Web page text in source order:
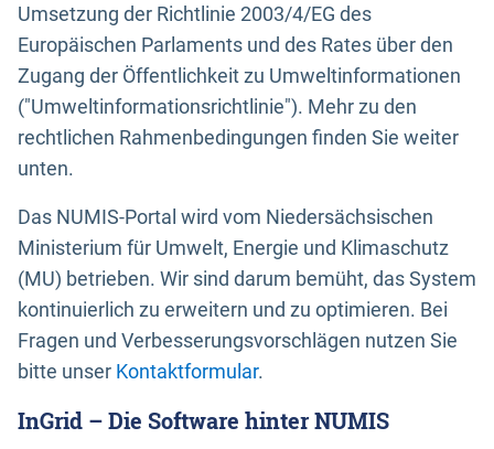
Umsetzung der Richtlinie 2003/4/EG des
Europäischen Parlaments und des Rates über den
Zugang der Öffentlichkeit zu Umweltinformationen
("Umweltinformationsrichtlinie"). Mehr zu den
rechtlichen Rahmenbedingungen finden Sie weiter
unten.
Das NUMIS-Portal wird vom Niedersächsischen
Ministerium für Umwelt, Energie und Klimaschutz
(MU) betrieben. Wir sind darum bemüht, das System
kontinuierlich zu erweitern und zu optimieren. Bei
Fragen und Verbesserungsvorschlägen nutzen Sie
bitte unser Kontaktformular.
InGrid – Die Software hinter NUMIS